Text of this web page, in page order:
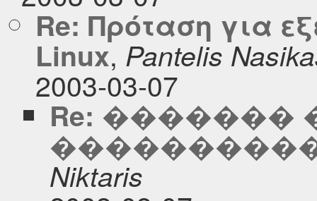
Re: Πρόταση για
Linux, Pantelis
2003-03-07
Re: �������
Niktaris